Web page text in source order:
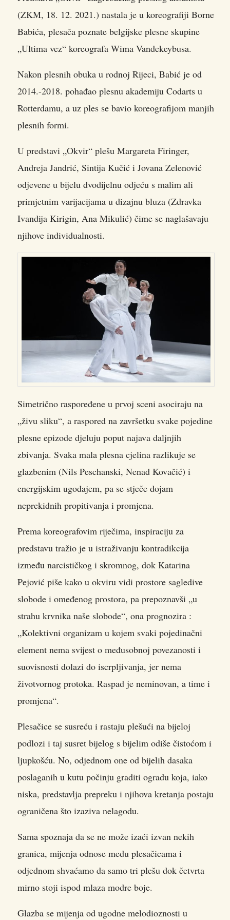
(ZKM, 18. 12. 2021.) nastala je u koreografiji Borne
Babića, plesača poznate belgijske plesne skupine
„Ultima vez“ koreografa Wima Vandekeybusa.
Nakon plesnih obuka u rodnoj Rijeci, Babić je od
2014.-2018. pohađao plesnu akademiju Codarts u
Rotterdamu, a uz ples se bavio koreografijom manjih
plesnih formi.
U predstavi „Okvir“ plešu Margareta Firinger,
Andreja Jandrić, Sintija Kučić i Jovana Zelenović
odjevene u bijelu dvodijelnu odjeću s malim ali
primjetnim varijacijama u dizajnu bluza (Zdravka
Ivandija Kirigin, Ana Mikulić) čime se naglašavaju
njihove individualnosti.
Simetrično raspoređene u prvoj sceni asociraju na
„živu sliku“, a raspored na završetku svake pojedine
plesne epizode djeluju poput najava daljnjih
zbivanja. Svaka mala plesna cjelina razlikuje se
glazbenim (Nils Peschanski, Nenad Kovačić) i
energijskim ugođajem, pa se stječe dojam
neprekidnih propitivanja i promjena.
Prema koreografovim riječima, inspiraciju za
predstavu tražio je u istraživanju kontradikcija
između narcističkog i skromnog, dok Katarina
Pejović piše kako u okviru vidi prostore sagledive
slobode i omeđenog prostora, pa prepoznavši „u
strahu krvnika naše slobode“, ona prognozira :
„Kolektivni organizam u kojem svaki pojedinačni
element nema svijest o međusobnoj povezanosti i
suovisnosti dolazi do iscrpljivanja, jer nema
životvornog protoka. Raspad je neminovan, a time i
promjena“.
Plesačice se susreću i rastaju plešući na bijeloj
podlozi i taj susret bijelog s bijelim odiše čistoćom i
ljupkošću. No, odjednom one od bijelih dasaka
poslaganih u kutu počinju graditi ogradu koja, iako
niska, predstavlja prepreku i njihova kretanja postaju
ograničena što izaziva nelagodu.
Sama spoznaja da se ne može izaći izvan nekih
granica, mijenja odnose među plesačicama i
odjednom shvaćamo da samo tri plešu dok četvrta
mirno stoji ispod mlaza modre boje.
Glazba se mijenja od ugodne melodioznosti u